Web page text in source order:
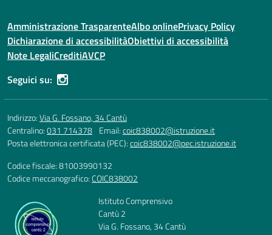
Amministrazione TrasparenteAlbo onlinePrivacy Policy
Dichiarazione di accessibilitàObiettivi di accessibilità
Note LegaliCreditiAVCP
Seguici su:
Indirizzo:Via G. Fossano, 34 Cantù
Centralino:031 714378 Email:coic838002@istruzione.it
Posta elettronica certificata (PEC):coic838002@pec.istruzione.it
Codice fiscale: 81003990132
Codice meccanografico:COIC838002
Istituto Comprensivo
Cantù 2
Via G. Fossano, 34 Cantù